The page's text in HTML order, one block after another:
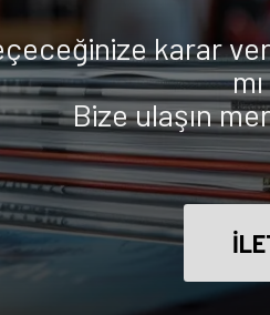
karar
Bize ulaşın